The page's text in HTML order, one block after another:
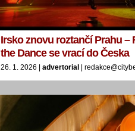
Irsko znovu roztančí Prahu –
the Dance se vrací do Česka
26. 1. 2026 | advertorial |